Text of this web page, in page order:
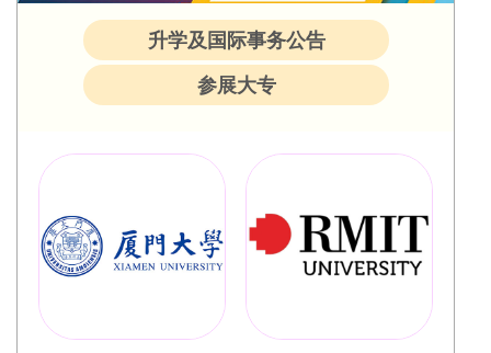
升学及国际事务公告
参展大专